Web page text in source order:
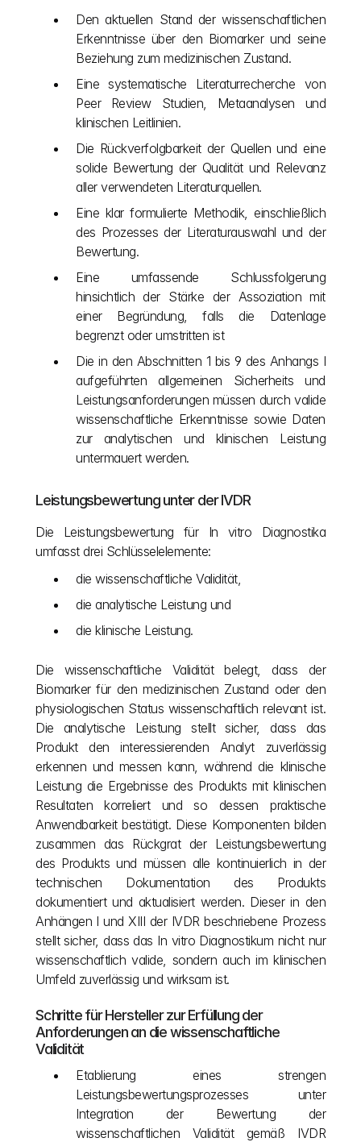
Den aktuellen Stand der wissenschaftlichen
Erkenntnisse über den Biomarker und seine
Beziehung zum medizinischen Zustand.
Eine systematische Literaturrecherche von
Peer Review Studien, Metaanalysen und
klinischen Leitlinien.
Die Rückverfolgbarkeit der Quellen und eine
solide Bewertung der Qualität und Relevanz
aller verwendeten Literaturquellen.
Eine klar formulierte Methodik, einschließlich
des Prozesses der Literaturauswahl und der
Bewertung.
Eine umfassende Schlussfolgerung
hinsichtlich der Stärke der Assoziation mit
einer Begründung, falls die Datenlage
begrenzt oder umstritten ist
Die in den Abschnitten 1 bis 9 des Anhangs I
aufgeführten allgemeinen Sicherheits und
Leistungsanforderungen müssen durch valide
wissenschaftliche Erkenntnisse sowie Daten
zur analytischen und klinischen Leistung
untermauert werden.
Leistungsbewertung unter der IVDR
Die Leistungsbewertung für In vitro Diagnostika
umfasst drei Schlüsselelemente:
die wissenschaftliche Validität,
die analytische Leistung und
die klinische Leistung.
Die wissenschaftliche Validität belegt, dass der
Biomarker für den medizinischen Zustand oder den
physiologischen Status wissenschaftlich relevant ist.
Die analytische Leistung stellt sicher, dass das
Produkt den interessierenden Analyt zuverlässig
erkennen und messen kann, während die klinische
Leistung die Ergebnisse des Produkts mit klinischen
Resultaten korreliert und so dessen praktische
Anwendbarkeit bestätigt. Diese Komponenten bilden
zusammen das Rückgrat der Leistungsbewertung
des Produkts und müssen alle kontinuierlich in der
technischen Dokumentation des Produkts
dokumentiert und aktualisiert werden. Dieser in den
Anhängen I und XIII der IVDR beschriebene Prozess
stellt sicher, dass das In vitro Diagnostikum nicht nur
wissenschaftlich valide, sondern auch im klinischen
Umfeld zuverlässig und wirksam ist.
Schritte für Hersteller zur Erfüllung der
Anforderungen an die wissenschaftliche
Validität
Etablierung eines strengen
Leistungsbewertungsprozesses unter
Integration der Bewertung der
wissenschaftlichen Validität gemäß IVDR